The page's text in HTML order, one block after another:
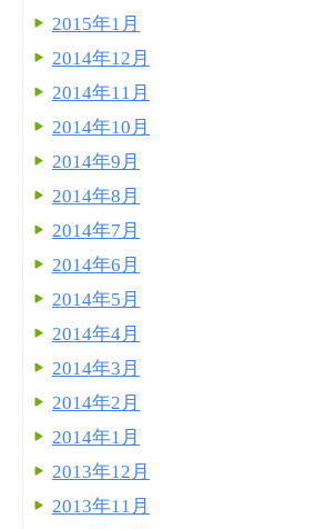
2015年1月
2014年12月
2014年11月
2014年10月
2014年9月
2014年8月
2014年7月
2014年6月
2014年5月
2014年4月
2014年3月
2014年2月
2014年1月
2013年12月
2013年11月